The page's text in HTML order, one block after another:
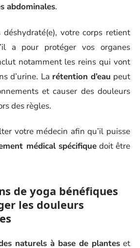
abdominales.
déshydraté(e), votre corps retient
a pour protéger vos organes
notamment les reins qui vont
d’urine. La rétention d’eau peut
et causer des douleurs
des règles.
votre médecin afin qu’il puisse
médical spécifiquedoit être
de yoga bénéfiques
les douleurs
naturels à base de plantes et